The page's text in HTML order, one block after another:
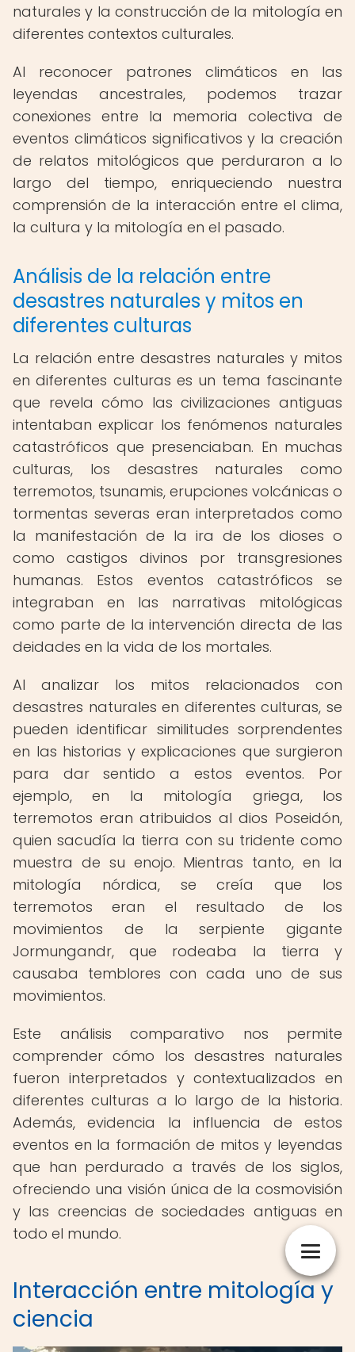
naturales y la construcción de la mitología en
diferentes contextos culturales.
Al reconocer patrones climáticos en las
leyendas ancestrales, podemos trazar
conexiones entre la memoria colectiva de
eventos climáticos significativos y la creación
de relatos mitológicos que perduraron a lo
largo del tiempo, enriqueciendo nuestra
comprensión de la interacción entre el clima,
la cultura y la mitología en el pasado.
Análisis de la relación entre
desastres naturales y mitos en
diferentes culturas
La relación entre desastres naturales y mitos
en diferentes culturas es un tema fascinante
que revela cómo las civilizaciones antiguas
intentaban explicar los fenómenos naturales
catastróficos que presenciaban. En muchas
culturas, los desastres naturales como
terremotos, tsunamis, erupciones volcánicas o
tormentas severas eran interpretados como
la manifestación de la ira de los dioses o
como castigos divinos por transgresiones
humanas. Estos eventos catastróficos se
integraban en las narrativas mitológicas
como parte de la intervención directa de las
deidades en la vida de los mortales.
Al analizar los mitos relacionados con
desastres naturales en diferentes culturas, se
pueden identificar similitudes sorprendentes
en las historias y explicaciones que surgieron
para dar sentido a estos eventos. Por
ejemplo, en la mitología griega, los
terremotos eran atribuidos al dios Poseidón,
quien sacudía la tierra con su tridente como
muestra de su enojo. Mientras tanto, en la
mitología nórdica, se creía que los
terremotos eran el resultado de los
movimientos de la serpiente gigante
Jormungandr, que rodeaba la tierra y
causaba temblores con cada uno de sus
movimientos.
Este análisis comparativo nos permite
comprender cómo los desastres naturales
fueron interpretados y contextualizados en
diferentes culturas a lo largo de la historia.
Además, evidencia la influencia de estos
eventos en la formación de mitos y leyendas
que han perdurado a través de los siglos,
ofreciendo una visión única de la cosmovisión
y las creencias de sociedades antiguas en
todo el mundo.
Interacción entre mitología y
ciencia